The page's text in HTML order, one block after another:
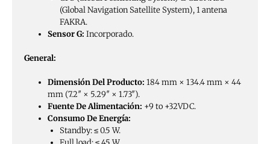
(Global Navigation Satellite System), 1 antena
FAKRA.
Sensor G: Incorporado.
General:
Dimensión Del Producto: 184 mm × 134.4 mm × 44
mm (7.2″ × 5.29″ × 1.73″).
Fuente De Alimentación: +9 to +32VDC.
Consumo De Energía:
Standby: ≤ 0.5 W.